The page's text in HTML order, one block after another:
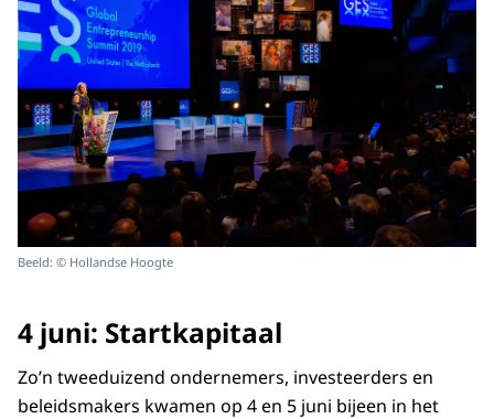
Beeld: © Hollandse Hoogte
4 juni: Startkapitaal
Zo’n tweeduizend ondernemers, investeerders en
beleidsmakers kwamen op 4 en 5 juni bijeen in het